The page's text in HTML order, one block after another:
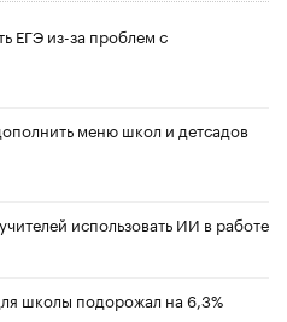
ЕГЭ из-за проблем с
меню школ и детсадов
использовать ИИ в работе
школы подорожал на 6,3%